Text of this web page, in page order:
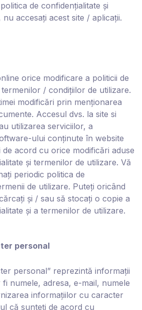
de confidențialitate și
accesați acest site / aplicații.
orice modificare a politicii de
/ condițiilor de utilizare.
modificări prin menționarea
Accesul dvs. la site si
utilizarea serviciilor, a
ului conținute în website
acord cu orice modificări aduse
și termenilor de utilizare. Vă
periodic politica de
de utilizare. Puteți oricând
și / sau să stocați o copie a
și a termenilor de utilizare.
personal
personal” reprezintă informații
numele, adresa, e-mail, numele
informațiilor cu caracter
că sunteți de acord cu